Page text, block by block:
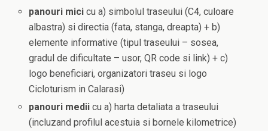
panouri mici cu a) simbolul traseului (C4, culoare
albastra) si directia (fata, stanga, dreapta) + b)
elemente informative (tipul traseului – sosea,
gradul de dificultate – usor, QR code si link) + c)
logo beneficiari, organizatori traseu si logo
Cicloturism in Calarasi)
panouri medii cu a) harta detaliata a traseului
(incluzand profilul acestuia si bornele kilometrice)